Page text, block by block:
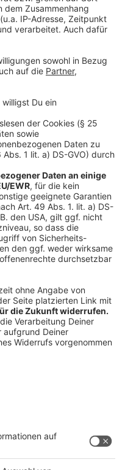
Existenz von
könnten die
warnten BKA und
ganze
Das BKA
des Cybersecurity-
41 Prozent der
hätten. Der von der
Schlüssel
Bitkom-Präsident
Bitkom-
(63 Prozent) der
in den
sich gut genug
48 Prozent, dass
ihre Existenz
fordern eine bessere
für die